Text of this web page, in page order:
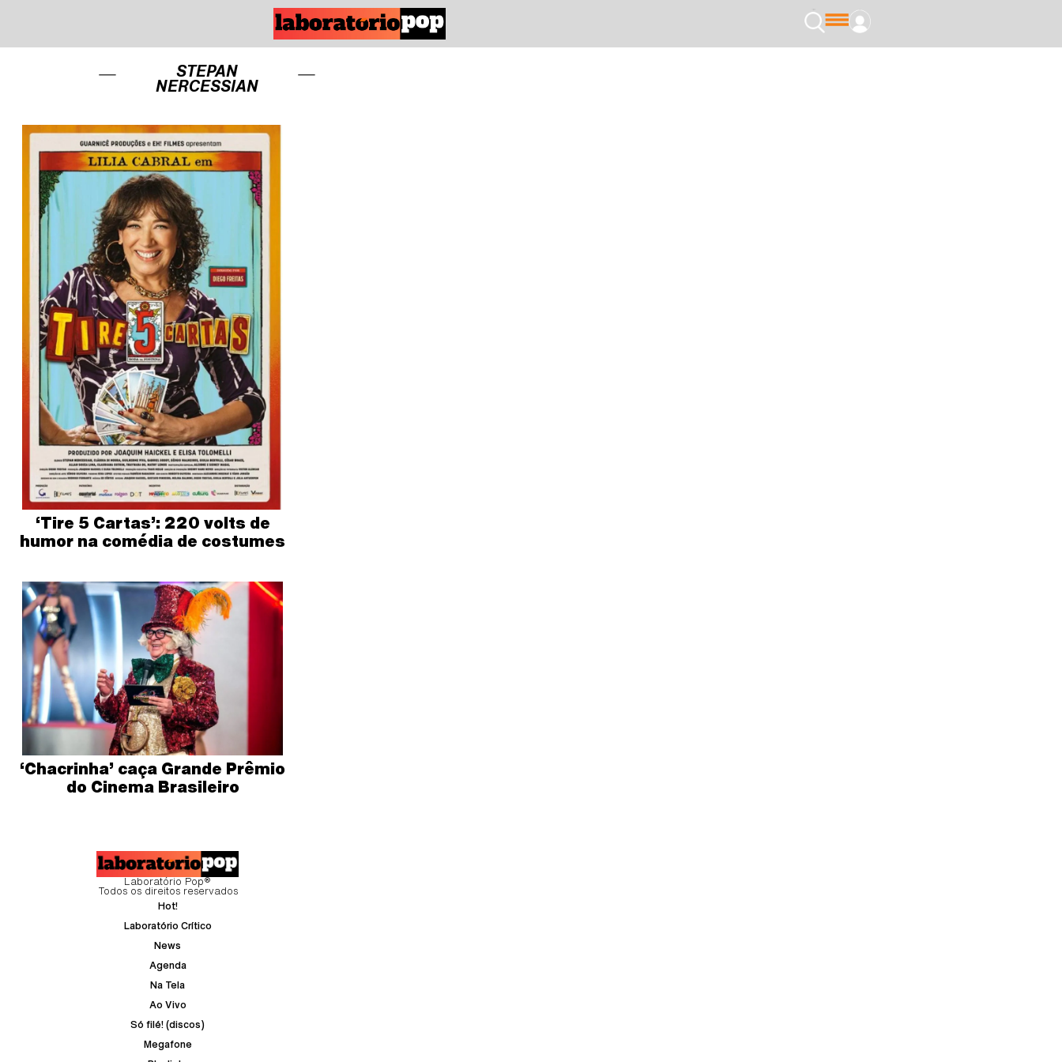
STEPAN
NERCESSIAN
‘Tire 5 Cartas’: 220 volts de
humor na comédia de costumes
‘Chacrinha’ caça Grande Prêmio
do Cinema Brasileiro
Laboratório Pop®
Todos os direitos reservados
Hot!
Laboratório Crítico
News
Agenda
Na Tela
Ao Vivo
Só filé! (discos)
Megafone